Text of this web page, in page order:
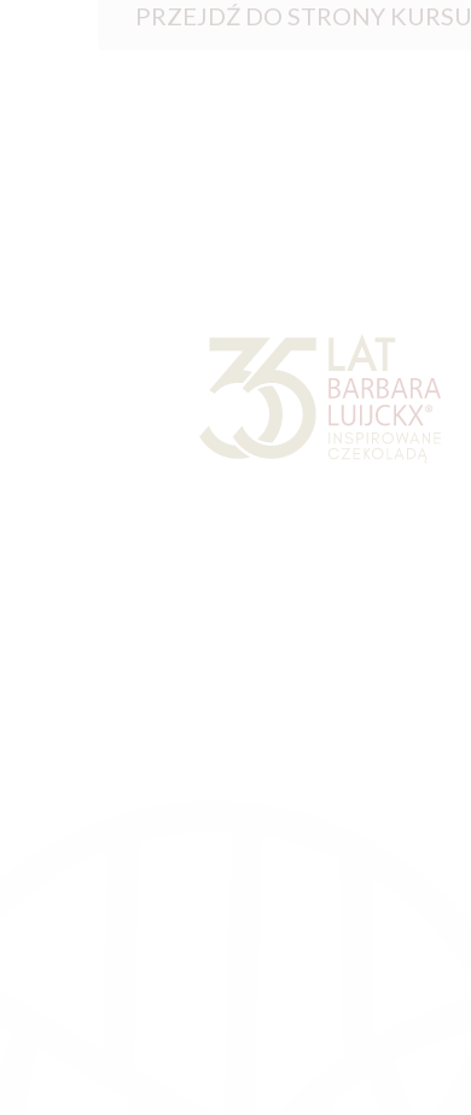
PRZEJDŹ DO STRONY KURSU